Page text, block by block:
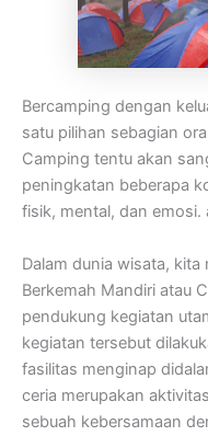
Bercamping dengan
satu pilihan sebagian
Camping tentu akan
peningkatan beberapa
fisik, mental, dan emosi.
Dalam dunia wisata,
Berkemah Mandiri atau
pendukung kegiatan
kegiatan tersebut
fasilitas menginap
ceria merupakan
sebuah kebersamaan